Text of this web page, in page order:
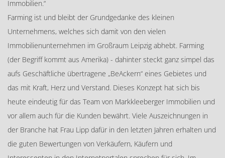
Immobilien.“
Farming ist und bleibt der Grundgedanke des kleinen
Unternehmens, welches sich damit von den vielen
Immobilienunternehmen im Großraum Leipzig abhebt. Farming
(der Begriff kommt aus Amerika) - dahinter steckt ganz simpel das
aufs Geschäftliche übertragene „BeAckern“ eines Gebietes und
das mit Kraft, Herz und Verstand. Dieses Konzept hat sich bis
heute eindeutig für das Team von Markkleeberger Immobilien und
vor allem auch für die Kunden bewährt. Viele Auszeichnungen in
der Branche hat Frau Lipp dafür in den letzten Jahren erhalten und
die guten Bewertungen von Verkäufern, Käufern und